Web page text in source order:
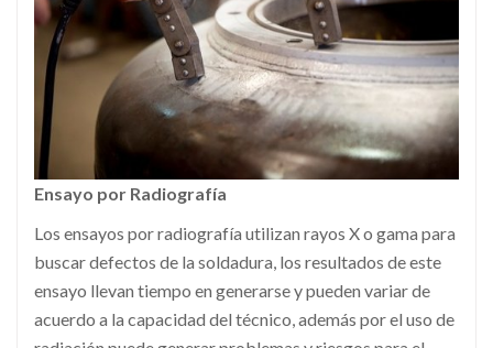
Ensayo por Radiografía
Los ensayos por radiografía utilizan rayos X o gama para
buscar defectos de la soldadura, los resultados de este
ensayo llevan tiempo en generarse y pueden variar de
acuerdo a la capacidad del técnico, además por el uso de